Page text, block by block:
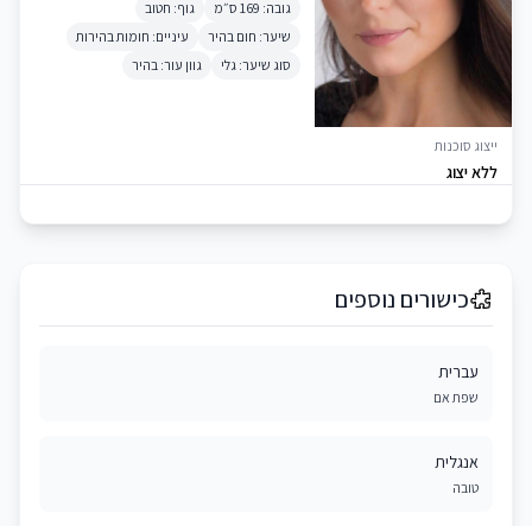
ייצוג סוכנות
ללא יצוג
גובה: 169 ס״מ
גוף: חטוב
שיער: חום בהיר
עיניים: חומות בהירות
סוג שיער: גלי
גוון עור: בהיר
כישורים נוספים
עברית
שפת אם
אנגלית
טובה